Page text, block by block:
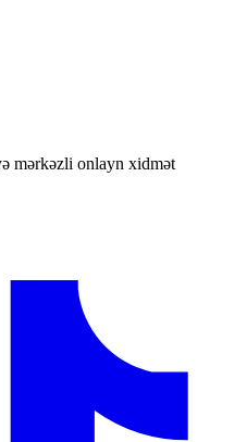
mərkəzli onlayn xidmət